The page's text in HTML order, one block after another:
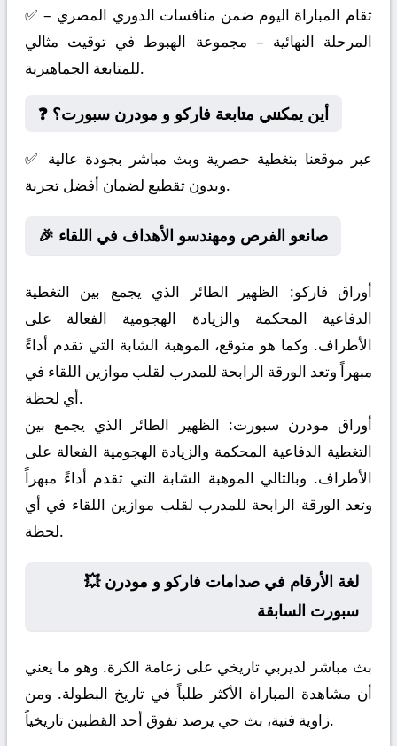
✅ تقام المباراة اليوم ضمن منافسات الدوري المصري –
المرحلة النهائية – مجموعة الهبوط في توقيت مثالي
للمتابعة الجماهيرية.
❓ أين يمكنني متابعة فاركو و مودرن سبورت؟
✅ عبر موقعنا بتغطية حصرية وبث مباشر بجودة عالية
وبدون تقطيع لضمان أفضل تجربة.
🎉 صانعو الفرص ومهندسو الأهداف في اللقاء
أوراق فاركو: الظهير الطائر الذي يجمع بين التغطية
الدفاعية المحكمة والزيادة الهجومية الفعالة على
الأطراف. وكما هو متوقع، الموهبة الشابة التي تقدم أداءً
مبهراً وتعد الورقة الرابحة للمدرب لقلب موازين اللقاء في
أي لحظة.
أوراق مودرن سبورت: الظهير الطائر الذي يجمع بين
التغطية الدفاعية المحكمة والزيادة الهجومية الفعالة على
الأطراف. وبالتالي الموهبة الشابة التي تقدم أداءً مبهراً
وتعد الورقة الرابحة للمدرب لقلب موازين اللقاء في أي
لحظة.
💥 لغة الأرقام في صدامات فاركو و مودرن
سبورت السابقة
بث مباشر لديربي تاريخي على زعامة الكرة. وهو ما يعني
أن مشاهدة المباراة الأكثر طلباً في تاريخ البطولة. ومن
زاوية فنية، بث حي يرصد تفوق أحد القطبين تاريخياً.